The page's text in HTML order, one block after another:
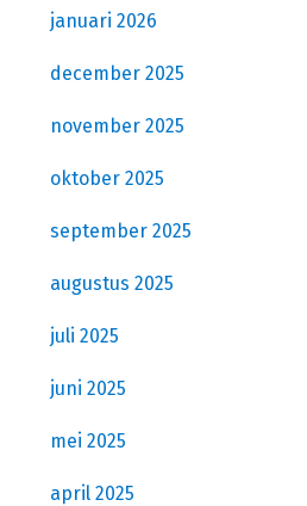
januari 2026
december 2025
november 2025
oktober 2025
september 2025
augustus 2025
juli 2025
juni 2025
mei 2025
april 2025